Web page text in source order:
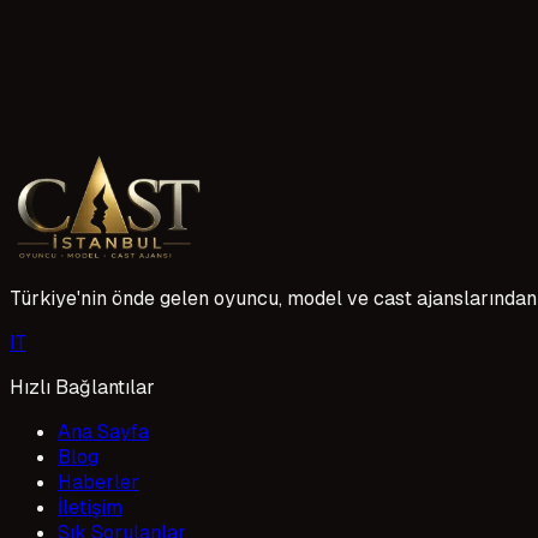
derinliği ve yaşam tecrübeleriyle projelerde fark yaratır.
1 Mayıs 2026
Türkiye'nin önde gelen oyuncu, model ve cast
IT
Hızlı Bağlantılar
Ana Sayfa
Blog
Haberler
İletişim
Sık Sorulanlar